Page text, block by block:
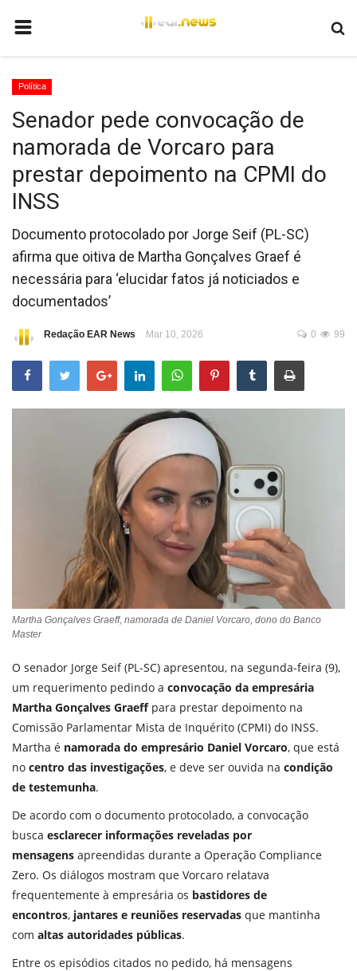
BRASIL
MUNDO
POLÍTICA
EDUCAÇÃO
ESPORTES
Política
Senador pede convocação de
namorada de Vorcaro para
prestar depoimento na CPMI do
INSS
Documento protocolado por Jorge Seif (PL-SC)
afirma que oitiva de Martha Gonçalves Graef é
necessária para ‘elucidar fatos já noticiados e
documentados’
Redação EAR News Mar 10, 2026 99
0
Martha Gonçalves Graeff, namorada de Daniel Vorcaro, dono do Banco
Master
O senador Jorge Seif (PL-SC) apresentou, na segunda-feira (9),
um requerimento pedindo a convocação da empresária
Martha Gonçalves Graeffpara prestar depoimento na
Comissão Parlamentar Mista de Inquérito (CPMI) do INSS.
Martha é namorada do empresário Daniel Vorcaro, que está
no centro das investigações, e deve ser ouvida na condição
de testemunha.
De acordo com o documento protocolado, a convocação
busca esclarecer informações reveladas por
mensagens apreendidas durante a Operação Compliance
Zero. Os diálogos mostram que Vorcaro relatava
frequentemente à empresária os bastidores de
encontros, jantares e reuniões reservadas que mantinha
com altas autoridades públicas.
Entre os episódios citados no pedido, há mensagens